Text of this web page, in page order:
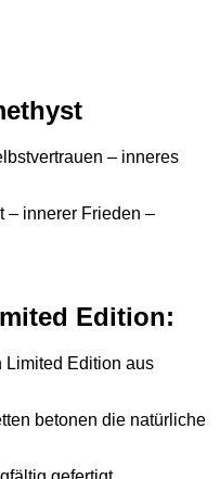
– inneres
– innerer Frieden –
Edition:
Limited Edition aus
betonen die natürliche